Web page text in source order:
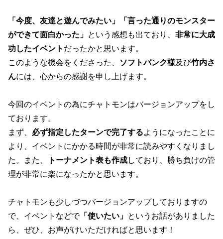
「今度、友達と遊んでみたい」「言った通りのモンスター
ができて面白かった」 という感想も出ており、 非常に大成
功したイベント だったかと思います。
このような機会をくださった、 ソフトバンク様及び竹内さ
んには、心からの感謝を申し上げます。
今回のイベントの為にチャトモンはバージョンアップをし
ております。
まず、 必ず指定したターンで完了するようになったことに
より、イベントにかかる時間が非常に読みやすくなりまし
た。また、
トーナメント表も作成しており、勝ち負けの管
理が非常に楽になったかと思います。
チャトモンも少しづつバージョンアップしておりますの
で、イベントなどで「使いたい」 というお話がありました
ら、ぜひ、お声がけいただければと思います！